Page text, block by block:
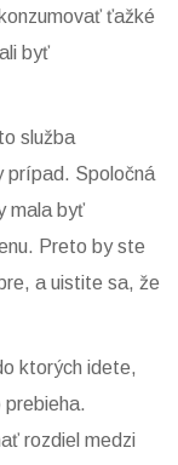
ťažké
byť
služba
prípad. Spoločná
mala byť
Preto by ste
a uistite sa, že
ktorých idete,
rozdiel medzi